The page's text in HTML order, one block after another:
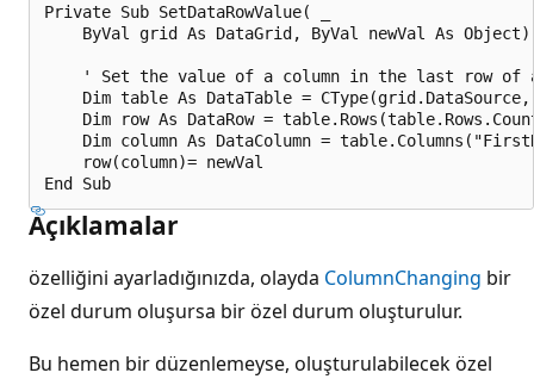
Private Sub SetDataRowValue( _
    ByVal grid As DataGrid, ByVal newVal As Object)
' Set the value of a column in the last row of
Dim table As DataTable =
Dim row As DataRow =
Dim column As DataColumn =
    row(column)= newVal
Açıklamalar
özelliğini ayarladığınızda, olayda ColumnChanging bir
özel durum oluşursa bir özel durum oluşturulur.
Bu hemen bir düzenlemeyse, oluşturulabilecek özel